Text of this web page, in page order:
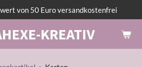
KREATIV
von 50 Euro versandkostenfrei